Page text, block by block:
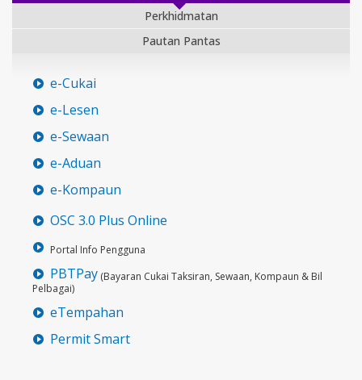
Perkhidmatan
Pautan Pantas
e-Cukai
e-Lesen
e-Sewaan
e-Aduan
e-Kompaun
OSC 3.0 Plus Online
Portal Info Pengguna
PBTPay (Bayaran Cukai Taksiran, Sewaan, Kompaun & Bil
Pelbagai)
eTempahan
Permit Smart